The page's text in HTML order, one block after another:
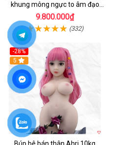
khung mông ngực to âm đạo
khít chặt tự nhiên
9.800.000₫
(332)
-28%
5